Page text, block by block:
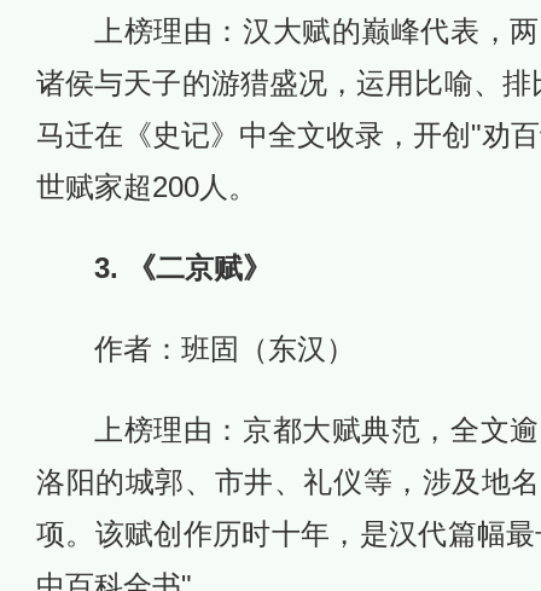
上榜理由：汉大赋的巅峰代表，
诸侯与天子的游猎盛况，运用比喻、
马迁在《史记》中全文收录，开创"劝
世赋家超200人。
3. 《二京赋》
作者：班固（东汉）
上榜理由：京都大赋典范，全文
洛阳的城郭、市井、礼仪等，涉及地
项。该赋创作历时十年，是汉代篇幅